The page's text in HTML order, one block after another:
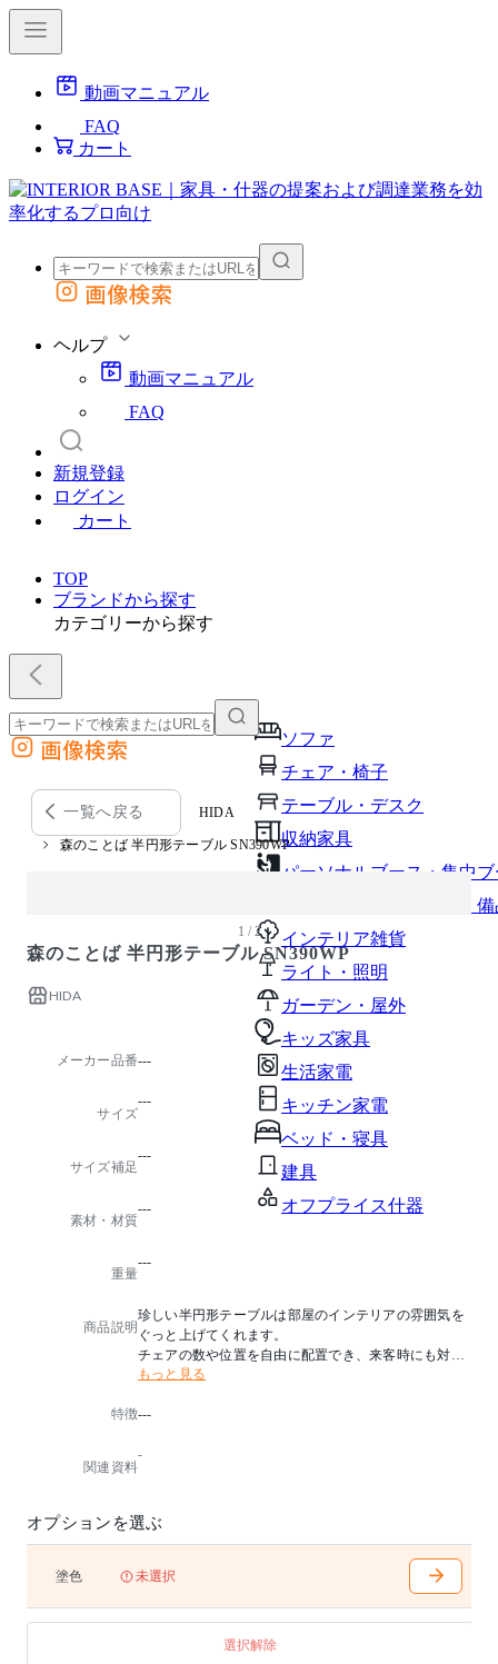
動画マニュアル
FAQ
カート
外部サイトの商品をカートに追加
画像検索
ヘルプ
動画マニュアル
FAQ
新規登録
ログイン
カート
TOP
ブランドから探す
カテゴリーから探す
ソファ
チェア・椅子
テーブル・デスク
収納家具
パーソナルブース・集中
オフィスアクセサリー・
インテリア雑貨
ライト・照明
ガーデン・屋外
キッズ家具
生活家電
キッチン家電
ベッド・寝具
建具
オフプライス什器
外部サイトの商品をカートに追加
他のサイトで見つけた商品ページのURLを貼り付けて、カートに追加できます
画像検索
一覧へ戻る HIDA
森のことば 半円形テーブル SN390WP
1 / 2
森のことば 半円形テーブル SN390WP
HIDA
メーカー品番---
サイズ
---
サイズ補足
---
素材・材質
---
重量
---
商品説明
珍しい半円形テーブルは部屋のインテリアの雰囲気を
ぐっと上げてくれます。
チェアの数や位置を自由に配置でき、来客時にも対応
できます。
塗色はOF(オイル仕上げ)も可能です。
※材種が選べる商品は、材種によって価格が異なりま
※天然木につき小節などが入る場合があります。
※受注生産のため、30日から45日のお時間を頂きます
ご注文後、納期を確認の上ご連絡いたします。
もっと見る
特徴---
関連資料
-
オプションを選ぶ
塗色 未選択
選択解除